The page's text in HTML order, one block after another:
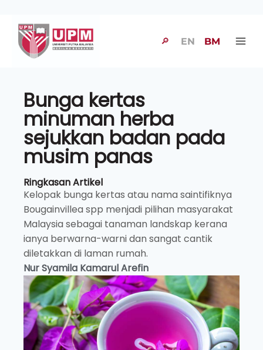
🔎 EN BM
Bunga kertas
minuman herba
sejukkan badan pada
musim panas
Ringkasan Artikel
Kelopak bunga kertas atau nama saintifiknya
Bougainvillea spp menjadi pilihan masyarakat
Malaysia sebagai tanaman landskap kerana
ianya berwarna-warni dan sangat cantik
diletakkan di laman rumah.
Nur Syamila Kamarul Arefin